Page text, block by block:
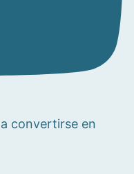
convertirse en